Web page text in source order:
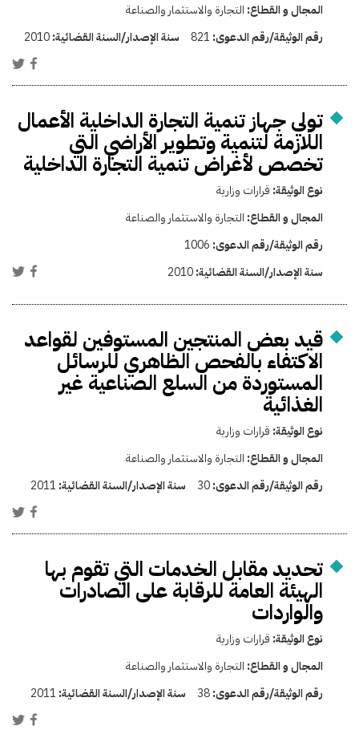
المجال و القطاع: التجارة والاستثمار والصناعة
رقم الوثيقة/رقم الدعوى: 821 سنة الإصدار/السنة القضائية:2010
تولي جهاز تنمية التجارة الداخلية الأعمال
اللازمة لتنمية وتطوير الأراضي التي
تخصص لأغراض تنمية التجارة الداخلية
نوع الوثيقة: قرارات وزارية
المجال و القطاع: التجارة والاستثمار والصناعة
رقم الوثيقة/رقم الدعوى: 1006
سنة الإصدار/السنة القضائية:2010
قيد بعض المنتجين المستوفين لقواعد
الاكتفاء بالفحص الظاهري للرسائل
المستوردة من السلع الصناعية غير
الغذائية
نوع الوثيقة: قرارات وزارية
المجال و القطاع: التجارة والاستثمار والصناعة
رقم الوثيقة/رقم الدعوى:30 سنة الإصدار/السنة القضائية: 2011
تحديد مقابل الخدمات التي تقوم بها
الهيئة العامة للرقابة على الصادرات
والواردات
نوع الوثيقة: قرارات وزارية
المجال و القطاع: التجارة والاستثمار والصناعة
رقم الوثيقة/رقم الدعوى:38 سنة الإصدار/السنة القضائية: 2011